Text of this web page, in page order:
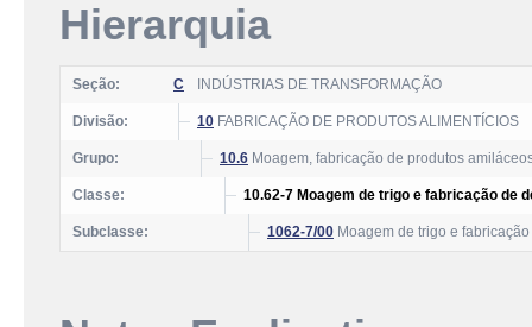
Hierarquia
Seção: C INDÚSTRIAS DE TRANSFORMAÇÃO
Divisão: 10 FABRICAÇÃO DE PRODUTOS ALIMENTÍCIOS
Grupo: 10.6 Moagem, fabricação de produtos
Classe: 10.62-7 Moagem de trigo e fabricação de
Subclasse: 1062-7/00 Moagem de trigo e